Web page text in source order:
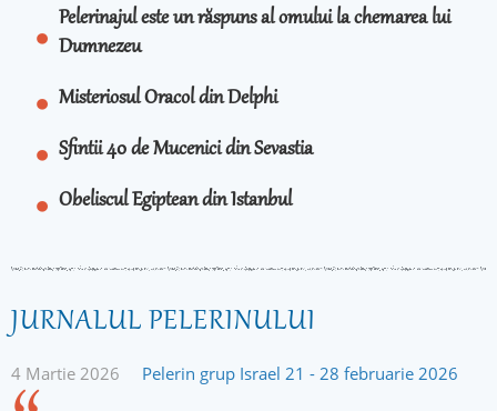
Pelerinajul este un răspuns al omului la chemarea lui
Dumnezeu
Misteriosul Oracol din Delphi
Sfintii 40 de Mucenici din Sevastia
Obeliscul Egiptean din Istanbul
JURNALUL PELERINULUI
4 Martie 2026 Pelerin grup Israel 21 - 28 februarie 2026